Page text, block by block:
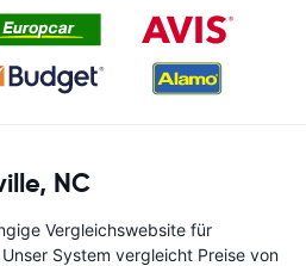
NC
Vergleichswebsite für
System vergleicht Preise von